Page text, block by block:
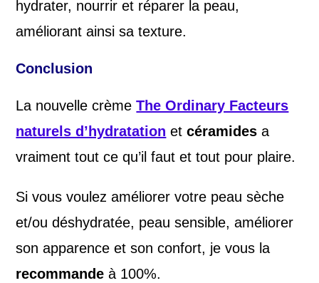
hydrater, nourrir et réparer la peau,
améliorant ainsi sa texture.
Conclusion
La nouvelle crèmeThe Ordinary Facteurs
naturels d’hydratation etcéramides a
vraiment tout ce qu’il faut et tout pour plaire.
Si vous voulez améliorer votre peau sèche
et/ou déshydratée, peau sensible, améliorer
son apparence et son confort, je vous la
recommande à 100%.